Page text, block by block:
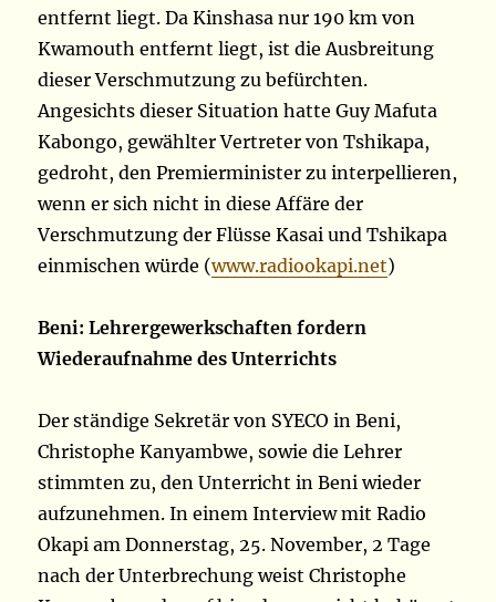
entfernt liegt. Da Kinshasa nur 190 km von
Kwamouth entfernt liegt, ist die Ausbreitung
dieser Verschmutzung zu befürchten.
Angesichts dieser Situation hatte Guy Mafuta
Kabongo, gewählter Vertreter von Tshikapa,
gedroht, den Premierminister zu interpellieren,
wenn er sich nicht in diese Affäre der
Verschmutzung der Flüsse Kasai und Tshikapa
einmischen würde (www.radiookapi.net)
Beni: Lehrergewerkschaften fordern
Wiederaufnahme des Unterrichts
Der ständige Sekretär von SYECO in Beni,
Christophe Kanyambwe, sowie die Lehrer
stimmten zu, den Unterricht in Beni wieder
aufzunehmen. In einem Interview mit Radio
Okapi am Donnerstag, 25. November, 2 Tage
nach der Unterbrechung weist Christophe